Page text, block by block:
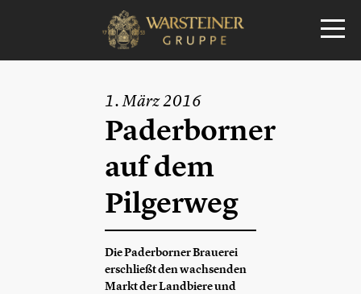
1. März 2016
Paderborner
auf dem
Pilgerweg
Die Paderborner Brauerei
erschließt den wachsenden
Markt der Landbiere und